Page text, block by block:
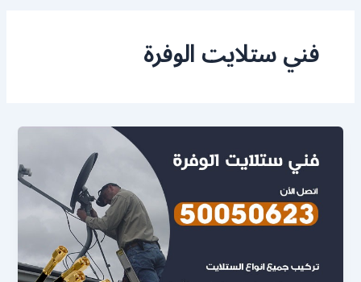
فني ستلايت الوفرة